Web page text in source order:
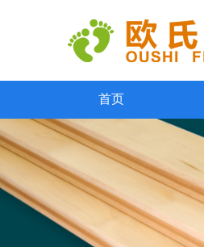
首页